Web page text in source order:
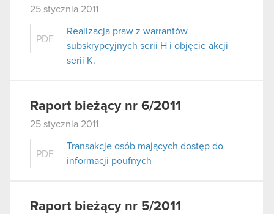
25 stycznia 2011
PDF
Realizacja praw z warrantów
subskrypcyjnych serii H i objęcie akcji
serii K.
Raport bieżący nr 6/2011
25 stycznia 2011
PDF
Transakcje osób mających dostęp do
informacji poufnych
Raport bieżący nr 5/2011